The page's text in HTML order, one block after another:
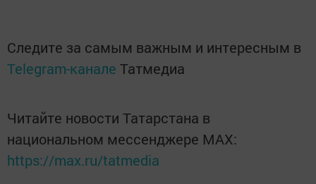
Следите за самым важным и интересным в
Telegram-канале Татмедиа
Читайте новости Татарстана в
национальном мессенджере MАХ:
https://max.ru/tatmedia